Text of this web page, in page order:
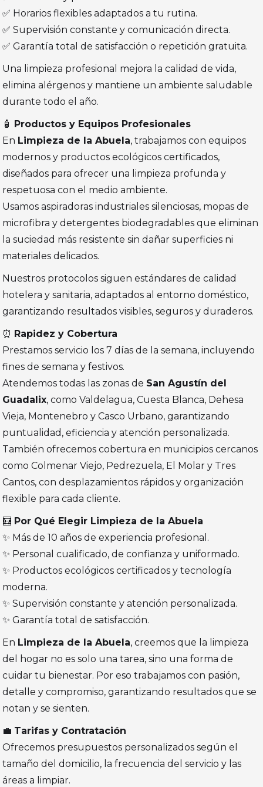
✅ Horarios flexibles adaptados a tu rutina.
✅ Supervisión constante y comunicación directa.
✅ Garantía total de satisfacción o repetición gratuita.
Una limpieza profesional mejora la calidad de vida,
elimina alérgenos y mantiene un ambiente saludable
durante todo el año.
🧴
Productos y Equipos Profesionales
En Limpieza de la Abuela, trabajamos con equipos
modernos y productos ecológicos certificados,
diseñados para ofrecer una limpieza profunda y
respetuosa con el medio ambiente.
Usamos aspiradoras industriales silenciosas, mopas de
microfibra y detergentes biodegradables que eliminan
la suciedad más resistente sin dañar superficies ni
materiales delicados.
Nuestros protocolos siguen estándares de calidad
hotelera y sanitaria, adaptados al entorno doméstico,
garantizando resultados visibles, seguros y duraderos.
⏰ Rapidez y Cobertura
Prestamos servicio los 7 días de la semana, incluyendo
fines de semana y festivos.
Atendemos todas las zonas de San Agustín del
Guadalix, como Valdelagua, Cuesta Blanca, Dehesa
Vieja, Montenebro y Casco Urbano, garantizando
puntualidad, eficiencia y atención personalizada.
También ofrecemos cobertura en municipios cercanos
como Colmenar Viejo, Pedrezuela, El Molar y Tres
Cantos, con desplazamientos rápidos y organización
flexible para cada cliente.
🧮 Por Qué Elegir Limpieza de la Abuela
✨ Más de 10 años de experiencia profesional.
✨ Personal cualificado, de confianza y uniformado.
✨ Productos ecológicos certificados y tecnología
moderna.
✨ Supervisión constante y atención personalizada.
✨ Garantía total de satisfacción.
En Limpieza de la Abuela, creemos que la limpieza
del hogar no es solo una tarea, sino una forma de
cuidar tu bienestar. Por eso trabajamos con pasión,
detalle y compromiso, garantizando resultados que se
notan y se sienten.
💼 Tarifas y Contratación
Ofrecemos presupuestos personalizados según el
tamaño del domicilio, la frecuencia del servicio y las
áreas a limpiar.